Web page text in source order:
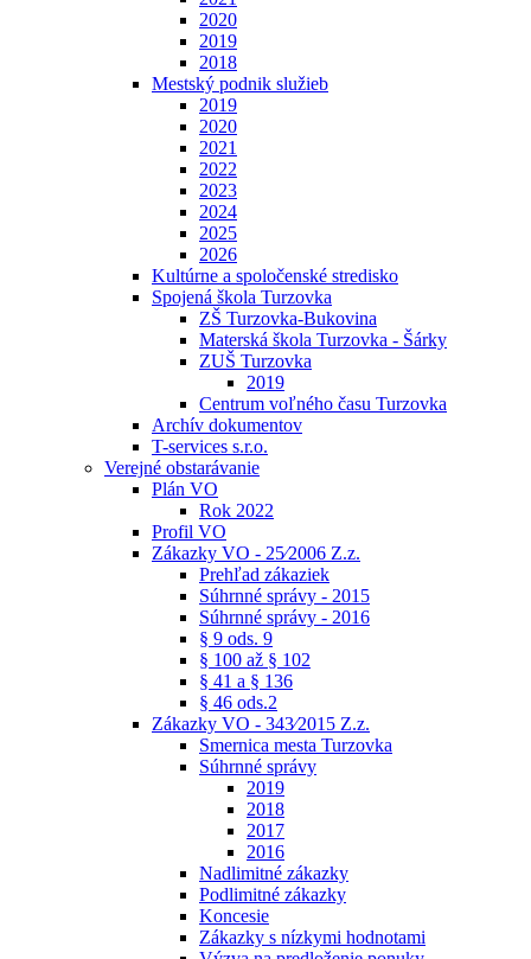
2020
2019
2018
Mestský podnik služieb
2019
2020
2021
2022
2023
2024
2025
2026
Kultúrne a spoločenské stredisko
Spojená škola Turzovka
ZŠ Turzovka-Bukovina
Materská škola Turzovka - Šárky
ZUŠ Turzovka
2019
Centrum voľného času Turzovka
Archív dokumentov
T-services s.r.o.
Verejné obstarávanie
Plán VO
Rok 2022
Profil VO
Zákazky VO - 25⁄2006 Z.z.
Prehľad zákaziek
Súhrnné správy - 2015
Súhrnné správy - 2016
§ 9 ods. 9
§ 100 až § 102
§ 41 a § 136
§ 46 ods.2
Zákazky VO - 343⁄2015 Z.z.
Smernica mesta Turzovka
Súhrnné správy
2019
2018
2017
2016
Nadlimitné zákazky
Podlimitné zákazky
Koncesie
Zákazky s nízkymi hodnotami